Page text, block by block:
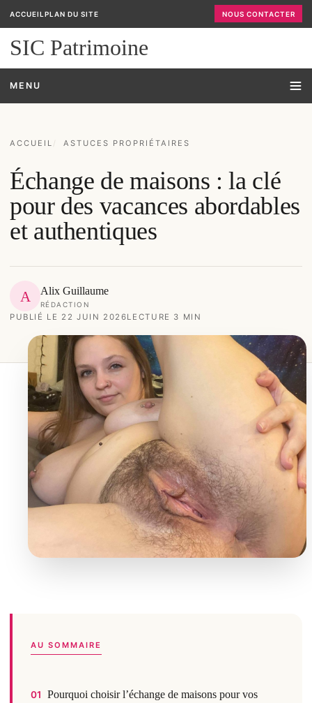
ACCUEIL PLAN DU SITE NOUS CONTACTER
SIC Patrimoine
MENU
ACCUEIL ASTUCES PROPRIÉTAIRES
Échange de maisons : la clé
pour des vacances abordables
et authentiques
A Alix Guillaume
RÉDACTION
PUBLIÉ LE 22 JUIN 2026LECTURE 3 MIN
AU SOMMAIRE
01
Pourquoi choisir l’échange de maisons pour vos